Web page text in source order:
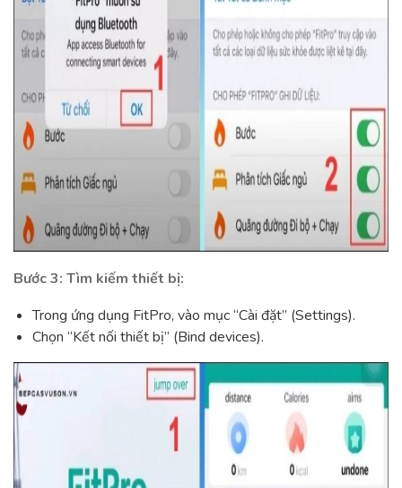
Bước 3: Tìm kiếm thiết bị:
Trong ứng dụng FitPro, vào mục “Cài đặt” (Settings).
Chọn “Kết nối thiết bị” (Bind devices).